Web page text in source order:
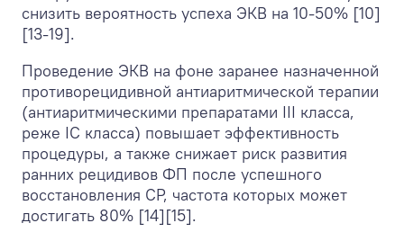
снизить вероятность успеха ЭКВ на 10-50% [10]
[13-19].
Проведение ЭКВ на фоне заранее назначенной
противорецидивной антиаритмической терапии
(антиаритмическими препаратами III класса,
реже IC класса) повышает эффективность
процедуры, а также снижает риск развития
ранних рецидивов ФП после успешного
восстановления СР, частота которых может
достигать 80% [14][15].